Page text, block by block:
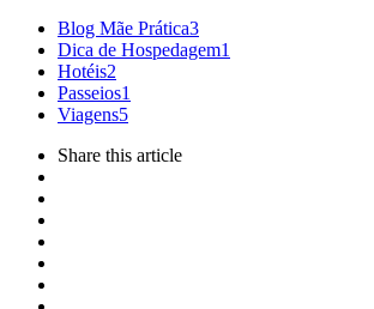
Blog Mãe Prática3
Dica de Hospedagem1
Hotéis2
Passeios1
Viagens5
Share this article